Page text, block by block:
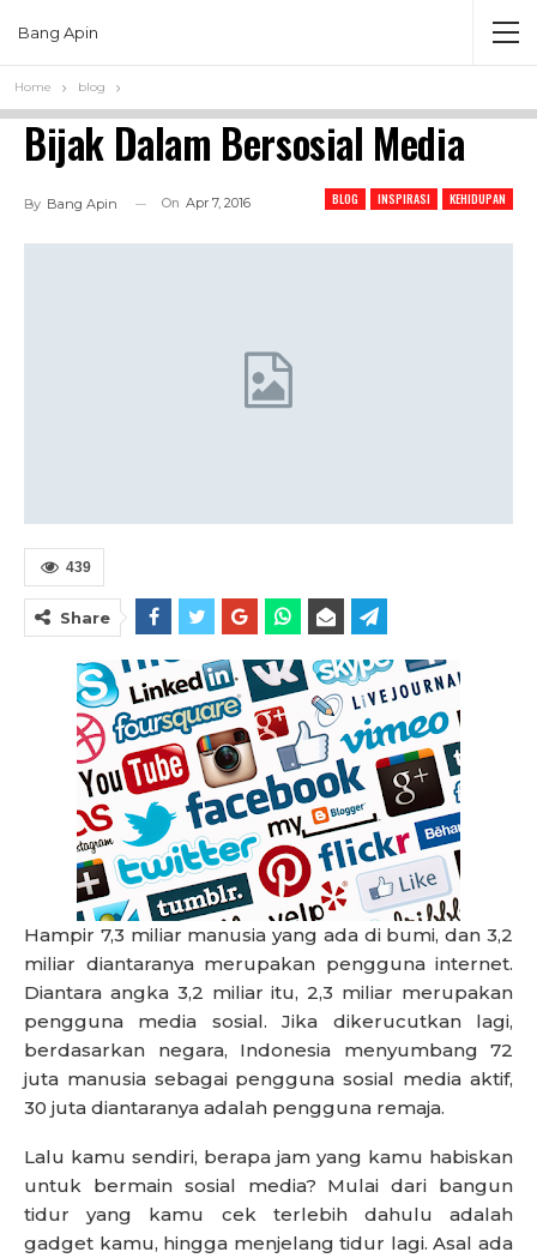
Bang Apin
Home blog
Bijak Dalam Bersosial Media
BLOG INSPIRASI KEHIDUPAN
By Bang Apin On Apr 7, 2016
439
Share
Hampir 7,3 miliar manusia yang ada di bumi, dan 3,2
miliar diantaranya merupakan pengguna internet.
Diantara angka 3,2 miliar itu, 2,3 miliar merupakan
pengguna media sosial. Jika dikerucutkan lagi,
berdasarkan negara, Indonesia menyumbang 72
juta manusia sebagai pengguna sosial media aktif,
30 juta diantaranya adalah pengguna remaja.
Lalu kamu sendiri, berapa jam yang kamu habiskan
untuk bermain sosial media? Mulai dari bangun
tidur yang kamu cek terlebih dahulu adalah
gadget kamu, hingga menjelang tidur lagi. Asal ada